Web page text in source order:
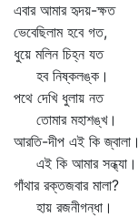
এবার আমার হৃদয়-ক্ষত
ভেবেছিলাম হবে গত,
ধুয়ে মলিন চিহ্ন যত
হব নিষ্কলঙ্ক।
পথে দেখি ধুলায় নত
তোমার মহাশঙ্খ।
আরতি-দীপ এই কি জ্বালা।
এই কি আমার সন্ধ্যা।
গাঁথার রক্তজবার মালা?
হায় রজনীগন্ধা।